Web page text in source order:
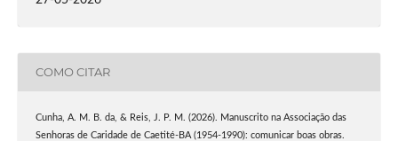
COMO CITAR
Cunha, A. M. B. da, & Reis, J. P. M. (2026). Manuscrito na Associação das
Senhoras de Caridade de Caetité-BA (1954-1990): comunicar boas obras.